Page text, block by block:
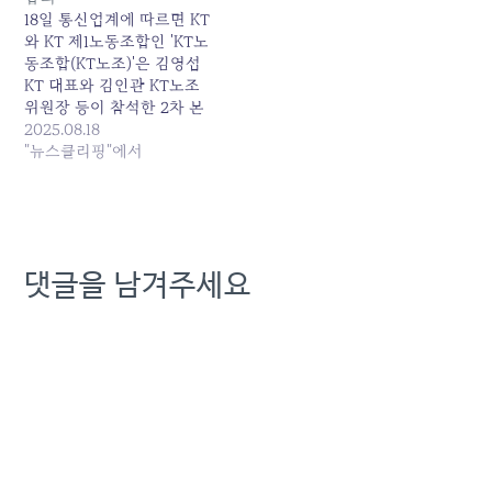
18일 통신업계에 따르면 KT
와 KT 제1노동조합인 'KT노
동조합(KT노조)'은 김영섭
KT 대표와 김인관 KT노조
위원장 등이 참석한 2차 본
교섭에서 이같은 내용을 담
은 '2025년 임금·단체협상'
2025.08.18
"뉴스클리핑"에서
댓글을 남겨주세요